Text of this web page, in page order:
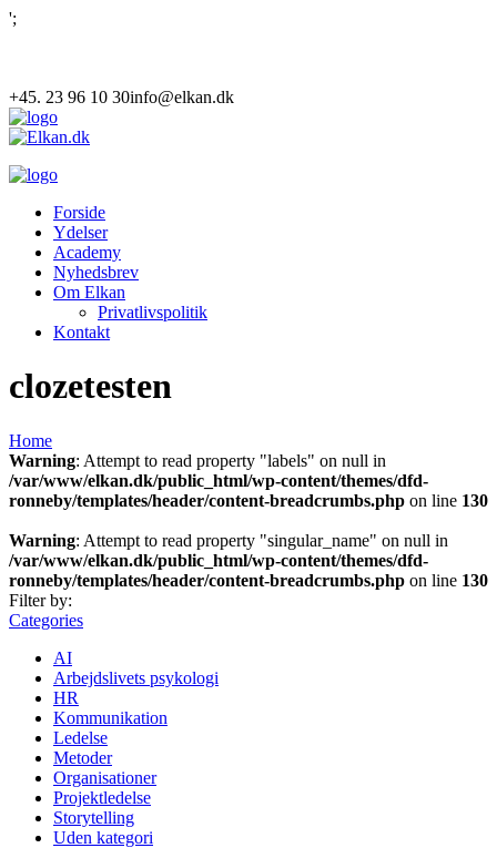
';
+45. 23 96 10 30info@elkan.dk
Forside
Ydelser
Academy
Nyhedsbrev
Om Elkan
Privatlivspolitik
Kontakt
clozetesten
Home
Warning: Attempt to read property "labels" on null in
/var/www/elkan.dk/public_html/wp-content/themes/dfd-
ronneby/templates/header/content-breadcrumbs.php on line 130
Warning: Attempt to read property "singular_name" on null in
/var/www/elkan.dk/public_html/wp-content/themes/dfd-
ronneby/templates/header/content-breadcrumbs.php on line 130
Filter by:
Categories
AI
Arbejdslivets psykologi
HR
Kommunikation
Ledelse
Metoder
Organisationer
Projektledelse
Storytelling
Uden kategori